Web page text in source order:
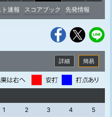
ト速報 スコアブック 先発情報
簡易
詳細
1 2 3 4
5